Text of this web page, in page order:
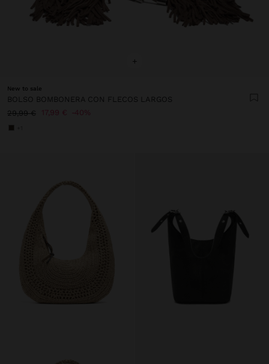
+
New to sale
BOLSO BOMBONERA CON FLECOS LARGOS
29,99 €
17,99 € 40%